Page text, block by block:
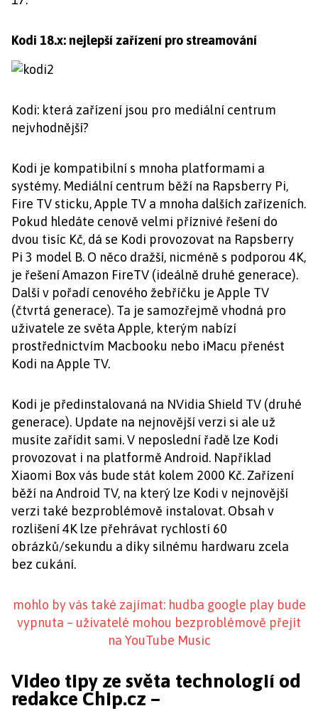
Kodi 18.x: nejlepší zařízení pro streamování
Kodi: která zařízení jsou pro mediální centrum
nejvhodnější?
Kodi je kompatibilní s mnoha platformami a
systémy. Mediální centrum běží na Rapsberry Pi,
Fire TV sticku, Apple TV a mnoha dalších zařízeních.
Pokud hledáte cenově velmi příznivé řešení do
dvou tisíc Kč, dá se Kodi provozovat na Rapsberry
Pi 3 model B. O něco dražší, nicméně s podporou 4K,
je řešení Amazon FireTV (ideálně druhé generace).
Další v pořadí cenového žebříčku je Apple TV
(čtvrtá generace). Ta je samozřejmě vhodná pro
uživatele ze světa Apple, kterým nabízí
prostřednictvím Macbooku nebo iMacu přenést
Kodi na Apple TV.
Kodi je předinstalovaná na NVidia Shield TV (druhé
generace). Update na nejnovější verzi si ale už
musíte zařídit sami. V neposlední řadě lze Kodi
provozovat i na platformě Android. Například
Xiaomi Box vás bude stát kolem 2000 Kč. Zařízení
běží na Android TV, na který lze Kodi v nejnovější
verzi také bezproblémově instalovat. Obsah v
rozlišení 4K lze přehrávat rychlostí 60
obrázků/sekundu a díky silnému hardwaru zcela
bez cukání.
mohlo by vás také zajímat: hudba google play bude
vypnuta – uživatelé mohou bezproblémově přejít
na YouTube Music
Video tipy ze světa technologií od
redakce Chip.cz –